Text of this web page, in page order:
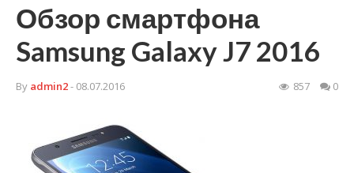
Обзор смартфона
Samsung Galaxy J7 2016
By admin2- 08.07.2016 857 0